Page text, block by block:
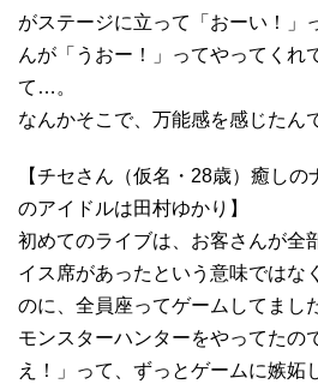
がステージに立って「おーい！」
んが「うおー！」ってやってくれ
て…。
なんかそこで、万能感を感じたん
【チセさん（仮名・28歳）癒し
のアイドルは田村ゆかり】
初めてのライブは、お客さんが全
イス席があったという意味ではな
のに、全員座ってゲームしてまし
モンスターハンターをやってたの
え！」って、ずっとゲームに嫉妬